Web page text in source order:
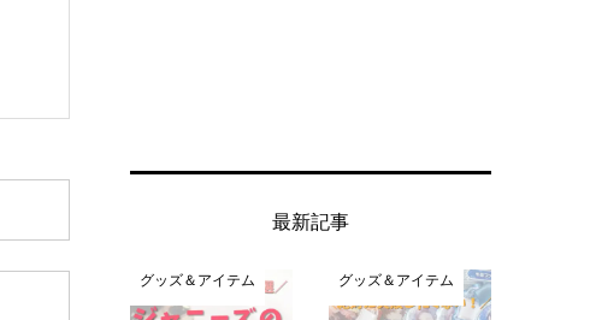
最新記事
グッズ＆アイテム グッズ＆アイテム